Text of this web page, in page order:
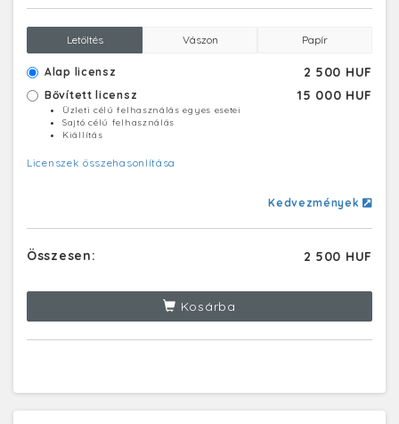
Letöltés Vászon Papír
Alap licensz 2 500 HUF
Bővített licensz 15 000 HUF
Üzleti célú felhasználás egyes esetei
Sajtó célú felhasználás
Kiállítás
Licenszek összehasonlítása
Kedvezmények
Összesen: 2 500 HUF
Kosárba